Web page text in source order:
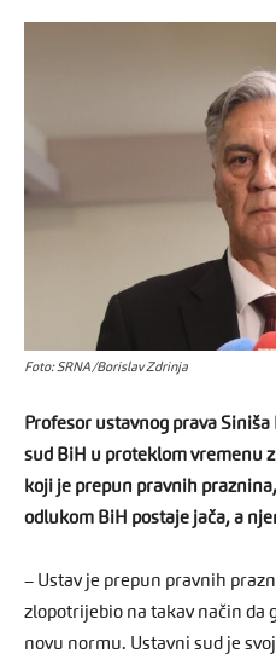
Foto: SRNA/Borislav Zdrinja
Profesor ustavnog prava
sud BiH u proteklom vremenu
koji je prepun pravnih
odlukom BiH postaje jača, a
– Ustav je prepun pravnih
zlopotrijebio na takav način da
novu normu. Ustavni sud je